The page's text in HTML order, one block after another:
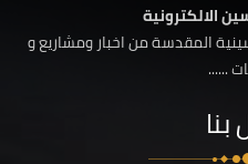
الالكترونية
المقدسة من اخبار ومشاريع و
......